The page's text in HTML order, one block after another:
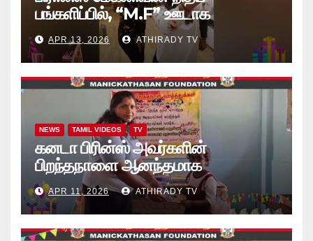
பங்களிப்பில், “M.F” ஊடாக
“கற்றலுக்கான அப்பியாசக்
கொப்பிகள்” வழங்கல் வீடியோ
APR 13, 2026 ATHIRADY TV
NEWS TAMIL VIDEOS TV
கனடா பிரின்ஸ் அவர்களின்
பிறந்தநாளை ஆனந்தமாக
கொண்டாடினார்கள் தாயக உறவுகள்..
(வீடியோ)
APR 11, 2026 ATHIRADY TV